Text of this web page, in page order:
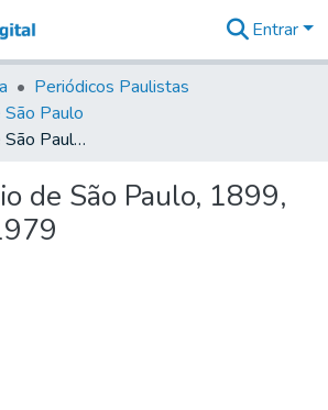
&
Coleções
Tudo na
Biblioteca
Estatísticas
Entrar
Periódicos Paulistas
Paulo
O Commercio de São Paulo, 1899, Ano VII, n. 1979
de São Paulo, 1899,